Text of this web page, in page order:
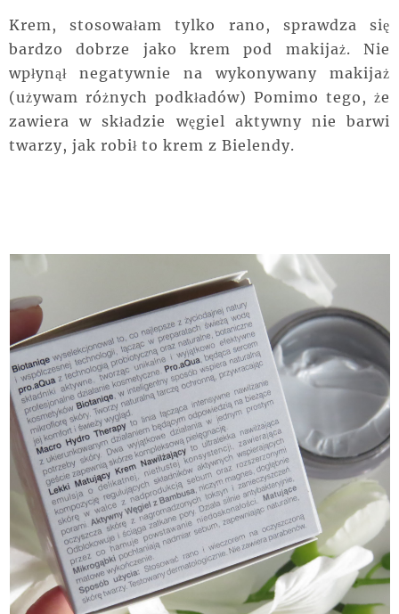
Krem, stosowałam tylko rano, sprawdza się
bardzo dobrze jako krem pod makijaż. Nie
wpłynął negatywnie na wykonywany makijaż
(używam różnych podkładów) Pomimo tego, że
zawiera w składzie węgiel aktywny nie barwi
twarzy, jak robił to krem z Bielendy.